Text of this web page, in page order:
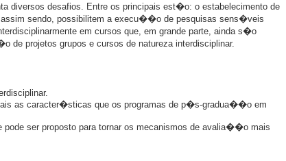
diversos desafios. Entre os principais est�o: o estabelecimento de
sendo, possibilitem a execu��o de pesquisas sens�veis
em cursos que, em grande parte, ainda s�o
projetos grupos e cursos de natureza interdisciplinar.
as caracter�sticas que os programas de p�s-gradua��o em
pode ser proposto para tornar os mecanismos de avalia��o mais